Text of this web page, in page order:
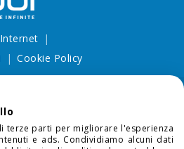
Cookie Policy
13 20122 Milano (MI) - P.I.
terze parti per migliorare l'esperienza
e ads. Condividiamo alcuni dati